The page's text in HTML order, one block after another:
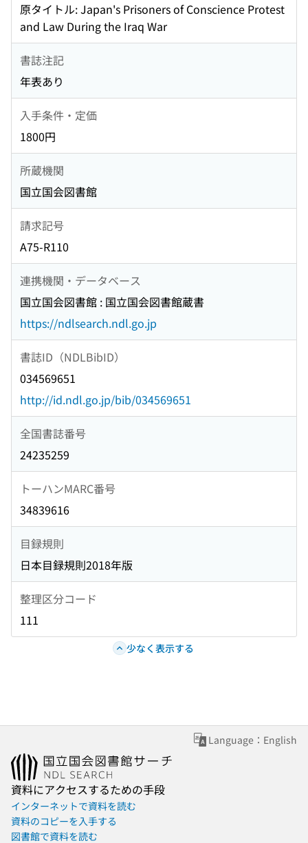
原タイトル: Japan's Prisoners of Conscience Protest
and Law During the Iraq War
書誌注記
年表あり
入手条件・定価
1800円
所蔵機関
国立国会図書館
請求記号
A75-R110
連携機関・データベース
国立国会図書館 : 国立国会図書館蔵書
https://ndlsearch.ndl.go.jp
書誌ID（NDLBibID）
034569651
http://id.ndl.go.jp/bib/034569651
全国書誌番号
24235259
トーハンMARC番号
34839616
目録規則
日本目録規則2018年版
整理区分コード
111
少なく表示する
Language：English
資料にアクセスするための手段
インターネットで資料を読む
資料のコピーを入手する
図書館で資料を読む